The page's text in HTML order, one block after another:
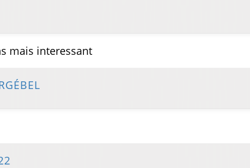
mais interessant